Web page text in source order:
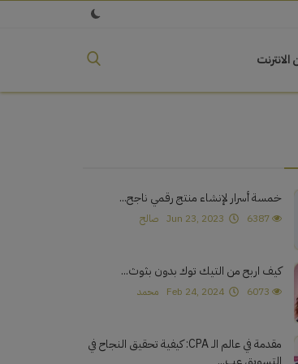
الانترنت
خمسة أسرار لإنشاء منتج رقمي ناجح...
صالح
كيف اربح من التيك توك بدون بثوث...
محمد
مقدمة في عالم الـ CPA: كيفية تحقيق النجاح في